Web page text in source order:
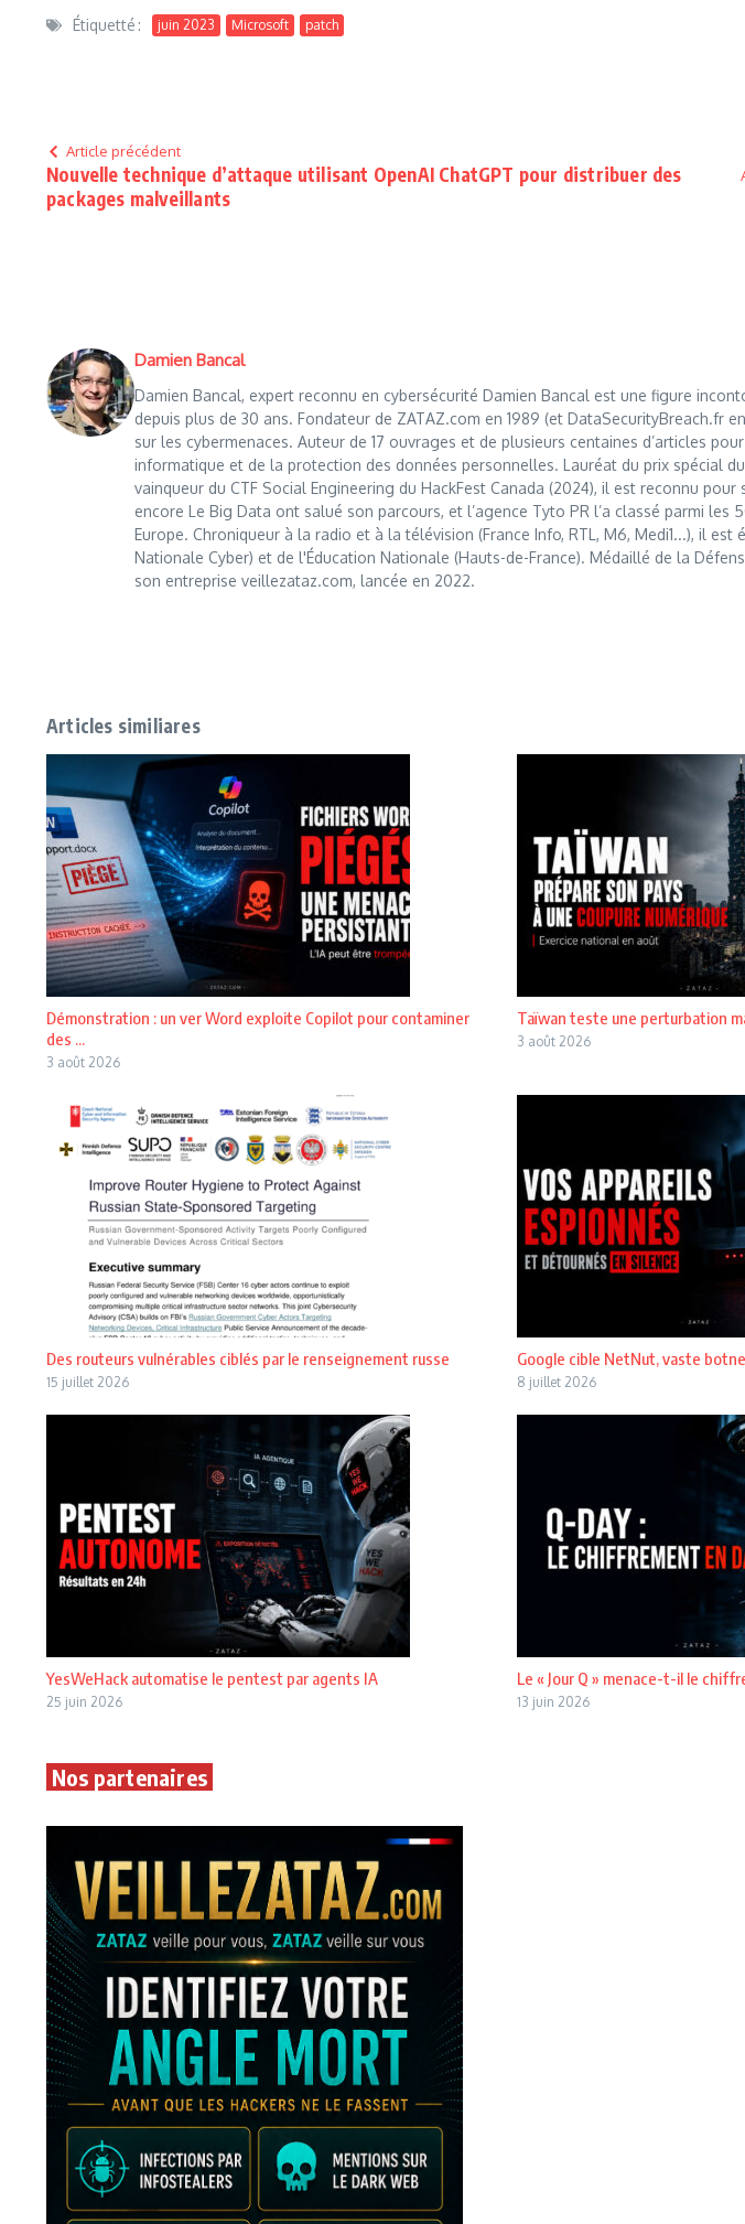
Étiquetté : juin 2023 Microsoft patch
Article précédent
Nouvelle technique d’attaque utilisant OpenAI ChatGPT pour distribuer des
packages malveillants
Damien Bancal
Damien Bancal, expert reconnu en cybersécurité Damien Bancal est une figure
depuis plus de 30 ans. Fondateur de ZATAZ.com en 1989 (et DataSecurityBreach.fr
sur les cybermenaces. Auteur de 17 ouvrages et de plusieurs centaines d’articles
informatique et de la protection des données personnelles. Lauréat du prix spécial
vainqueur du CTF Social Engineering du HackFest Canada (2024), il est reconnu
encore Le Big Data ont salué son parcours, et l’agence Tyto PR l’a classé parmi
Europe. Chroniqueur à la radio et à la télévision (France Info, RTL, M6, Medi1...), il
Nationale Cyber) et de l'Éducation Nationale (Hauts-de-France). Médaillé de la
son entreprise veillezataz.com, lancée en 2022.
Articles similiares
Démonstration : un ver Word exploite Copilot pour contaminer
des ...
3 août 2026
Taïwan teste une perturbation
3 août 2026
Des routeurs vulnérables ciblés par le renseignement russe
15 juillet 2026
Google cible NetNut, vaste
8 juillet 2026
YesWeHack automatise le pentest par agents IA
25 juin 2026
Le « Jour Q » menace-t-il le
13 juin 2026
Nos partenaires